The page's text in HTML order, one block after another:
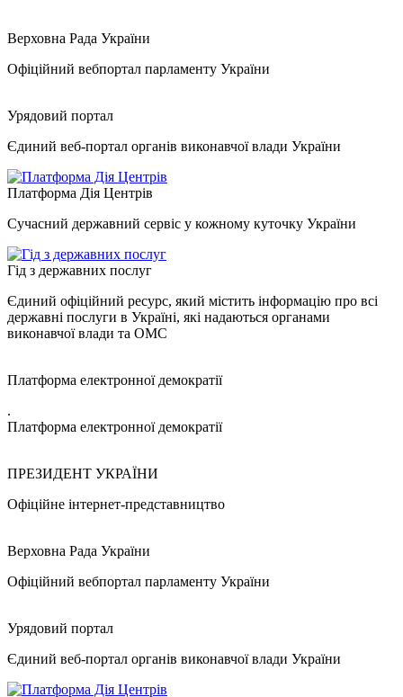
Верховна Рада України
Офіційний вебпортал парламенту України
Урядовий портал
Єдиний веб-портал органів виконавчої влади України
Платформа Дія Центрів
Сучасний державний сервіс у кожному куточку України
Гід з державних послуг
Єдиний офіційний ресурс, який містить інформацію про всі
державні послуги в Україні, які надаються органами
виконавчої влади та ОМС
Платформа електронної демократії
.
Платформа електронної демократії
ПРЕЗИДЕНТ УКРАЇНИ
Офіційне інтернет-представництво
Верховна Рада України
Офіційний вебпортал парламенту України
Урядовий портал
Єдиний веб-портал органів виконавчої влади України